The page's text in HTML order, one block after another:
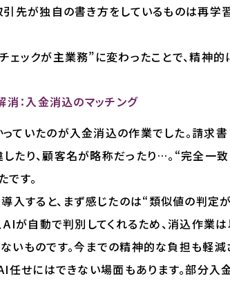
引先が独自の書き方をしているものは再学
ックが主業務”に変わったことで、精神的
：入金消込のマッチング
ていたのが入金消込の作業でした。請求
たり、顧客名が略称だったり…。“完全一
す。
入すると、まず感じたのは“類似値の判定
AIが自動で判別してくれるため、消込作業
いものです。今までの精神的な負担も軽減
任せにはできない場面もあります。部分